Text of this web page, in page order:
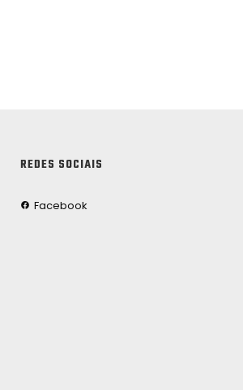
REDES SOCIAIS
Facebook